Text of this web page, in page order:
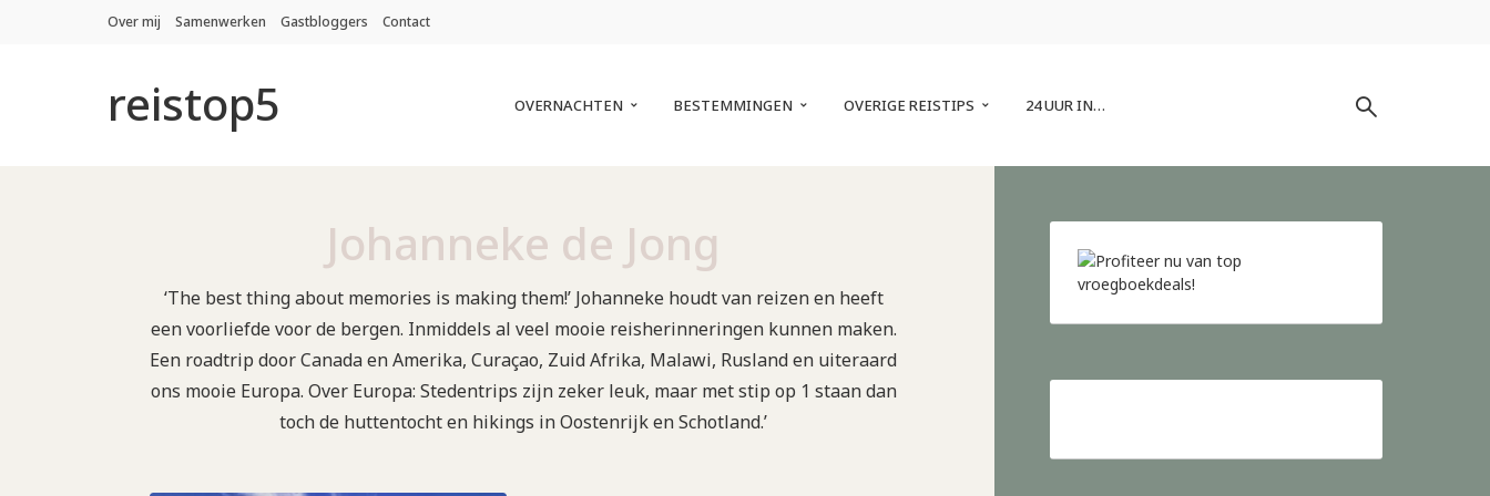
Over mij Samenwerken Gastbloggers Contact
reistop5 OVERNACHTEN BESTEMMINGEN OVERIGE REISTIPS 24 UUR IN…
Johanneke de Jong
‘The best thing about memories is making them!’ Johanneke houdt van reizen en heeft
een voorliefde voor de bergen. Inmiddels al veel mooie reisherinneringen kunnen maken.
Een roadtrip door Canada en Amerika, Curaçao, Zuid Afrika, Malawi, Rusland en uiteraard
ons mooie Europa. Over Europa: Stedentrips zijn zeker leuk, maar met stip op 1 staan dan
toch de huttentocht en hikings in Oostenrijk en Schotland.’